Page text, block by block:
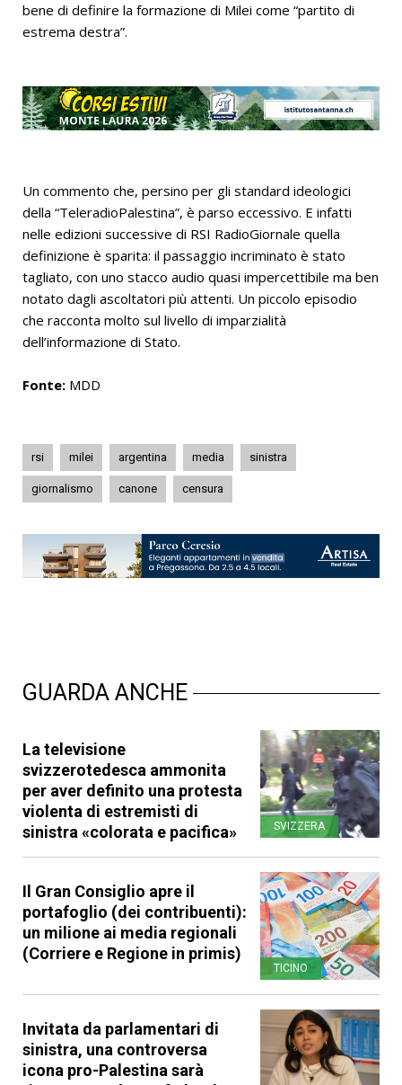
bene di definire la formazione di Milei come “partito di
estrema destra”.
Un commento che, persino per gli standard ideologici
della “TeleradioPalestina”, è parso eccessivo. E infatti
nelle edizioni successive di RSI RadioGiornale quella
definizione è sparita: il passaggio incriminato è stato
tagliato, con uno stacco audio quasi impercettibile ma ben
notato dagli ascoltatori più attenti. Un piccolo episodio
che racconta molto sul livello di imparzialità
dell’informazione di Stato.
Fonte: MDD
rsi milei argentina media sinistra
giornalismo canone censura
GUARDA ANCHE
La televisione
svizzerotedesca ammonita
per aver definito una protesta
violenta di estremisti di
sinistra «colorata e pacifica»
SVIZZERA
Il Gran Consiglio apre il
portafoglio (dei contribuenti):
un milione ai media regionali
(Corriere e Regione in primis)
TICINO
Invitata da parlamentari di
sinistra, una controversa
icona pro-Palestina sarà